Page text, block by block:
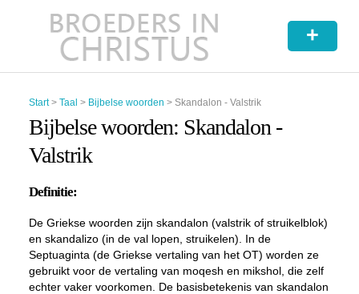
+
Start> Taal > Bijbelse woorden > Skandalon - Valstrik
Bijbelse woorden: Skandalon -
Valstrik
Definitie:
De Griekse woorden zijn skandalon (valstrik of struikelblok)
en skandalizo (in de val lopen, struikelen). In de
Septuaginta (de Griekse vertaling van het OT) worden ze
gebruikt voor de vertaling van moqesh en mikshol, die zelf
echter vaker voorkomen. De basisbetekenis van skandalon